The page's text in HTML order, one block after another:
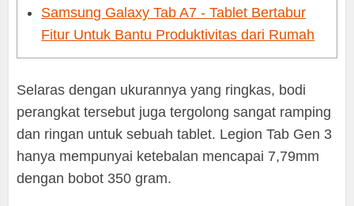
Samsung Galaxy Tab A7 - Tablet Bertabur
Fitur Untuk Bantu Produktivitas dari Rumah
Selaras dengan ukurannya yang ringkas, bodi
perangkat tersebut juga tergolong sangat ramping
dan ringan untuk sebuah tablet. Legion Tab Gen 3
hanya mempunyai ketebalan mencapai 7,79mm
dengan bobot 350 gram.